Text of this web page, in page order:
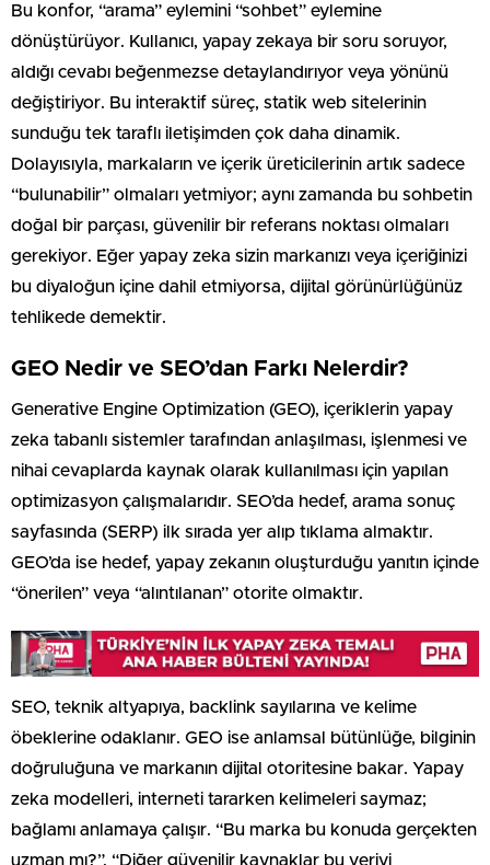
Bu konfor, “arama” eylemini “sohbet” eylemine
dönüştürüyor. Kullanıcı, yapay zekaya bir soru soruyor,
aldığı cevabı beğenmezse detaylandırıyor veya yönünü
değiştiriyor. Bu interaktif süreç, statik web sitelerinin
sunduğu tek taraflı iletişimden çok daha dinamik.
Dolayısıyla, markaların ve içerik üreticilerinin artık sadece
“bulunabilir” olmaları yetmiyor; aynı zamanda bu sohbetin
doğal bir parçası, güvenilir bir referans noktası olmaları
gerekiyor. Eğer yapay zeka sizin markanızı veya içeriğinizi
bu diyaloğun içine dahil etmiyorsa, dijital görünürlüğünüz
tehlikede demektir.
GEO Nedir ve SEO’dan Farkı Nelerdir?
Generative Engine Optimization (GEO), içeriklerin yapay
zeka tabanlı sistemler tarafından anlaşılması, işlenmesi ve
nihai cevaplarda kaynak olarak kullanılması için yapılan
optimizasyon çalışmalarıdır. SEO’da hedef, arama sonuç
sayfasında (SERP) ilk sırada yer alıp tıklama almaktır.
GEO’da ise hedef, yapay zekanın oluşturduğu yanıtın içinde
“önerilen” veya “alıntılanan” otorite olmaktır.
SEO, teknik altyapıya, backlink sayılarına ve kelime
öbeklerine odaklanır. GEO ise anlamsal bütünlüğe, bilginin
doğruluğuna ve markanın dijital otoritesine bakar. Yapay
zeka modelleri, interneti tararken kelimeleri saymaz;
bağlamı anlamaya çalışır. “Bu marka bu konuda gerçekten
uzman mı?”, “Diğer güvenilir kaynaklar bu veriyi